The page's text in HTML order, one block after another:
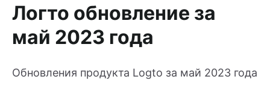
Логто обновление за
май 2023 года
Обновления продукта Logto за май 2023 года